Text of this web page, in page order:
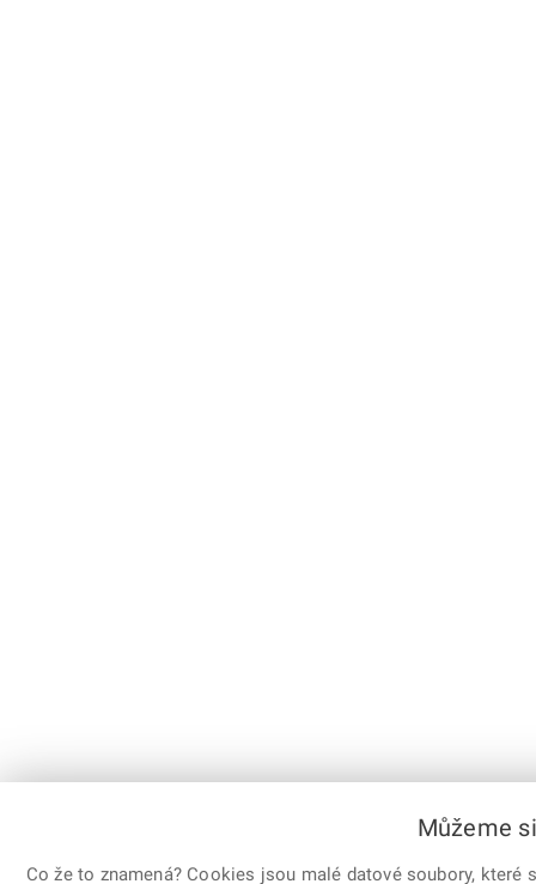
Můžeme
Co že to znamená? Cookies jsou malé datové soubory,